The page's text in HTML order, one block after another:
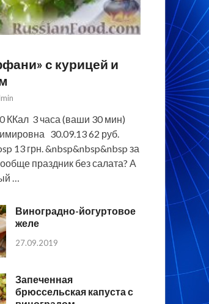
с курицей и
ККал 3 часа (ваши 30 мин)
30.09.13 62 руб.
13 грн. &nbsp&nbsp&nbsp за
праздник без салата? А
…
Виноградно-йогуртовое
желе
27.09.2019
Запеченная
брюссельская капуста с